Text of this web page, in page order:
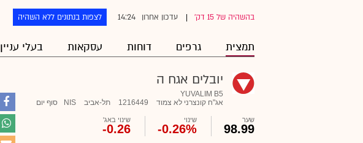
בהשהיה של 15 דק' עדכון אחרון 14:24 לצפות בנתונים ללא השהיה
תמצית גרפים דוחות עסקאות בעלי עניין
יובלים אגח ה
YUVALIM B5
אג"ח קונצרני לא צמוד
1216449 תל-אביב NIS סוף יום
שער
98.99
שינוי
-0.26%
שינוי באג'
-0.26